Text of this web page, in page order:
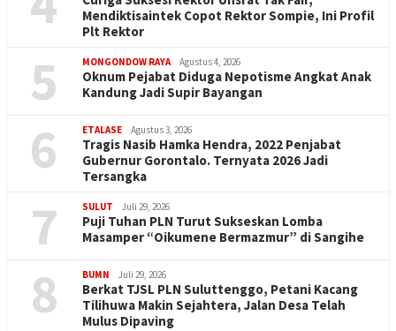
Mendiktisaintek Copot Rektor Sompie, Ini Profil
Plt Rektor
5 MONGONDOW RAYA Agustus 4, 2026
Oknum Pejabat Diduga Nepotisme Angkat Anak
Kandung Jadi Supir Bayangan
6 ETALASE Agustus 3, 2026
Tragis Nasib Hamka Hendra, 2022 Penjabat
Gubernur Gorontalo. Ternyata 2026 Jadi
Tersangka
7 SULUT Juli 29, 2026
Puji Tuhan PLN Turut Sukseskan Lomba
Masamper “Oikumene Bermazmur” di Sangihe
8 BUMN Juli 29, 2026
Berkat TJSL PLN Suluttenggo, Petani Kacang
Tilihuwa Makin Sejahtera, Jalan Desa Telah
Mulus Dipaving